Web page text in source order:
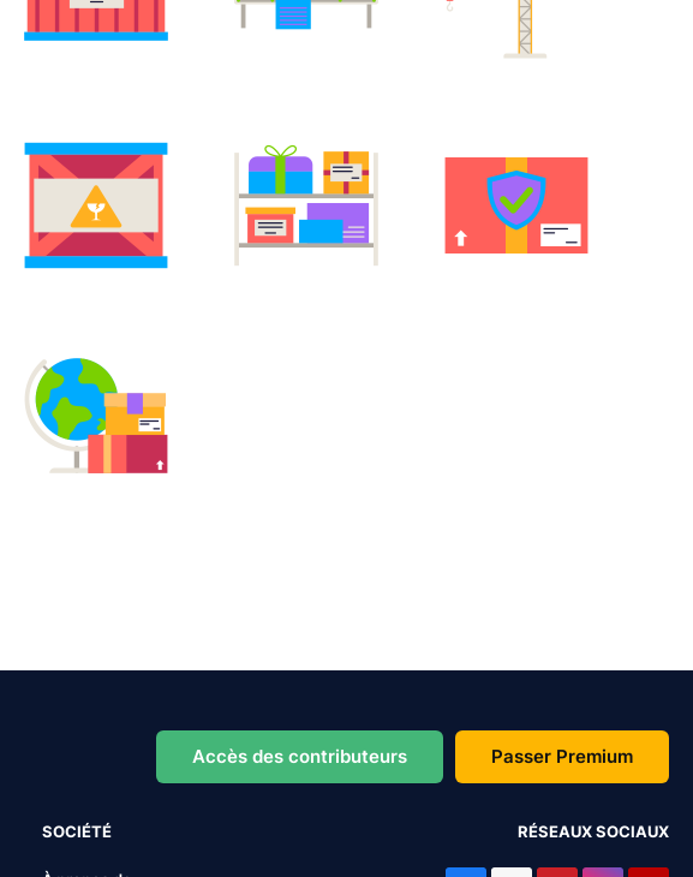
Accès des contributeurs Passer Premium
SOCIÉTÉ RÉSEAUX SOCIAUX